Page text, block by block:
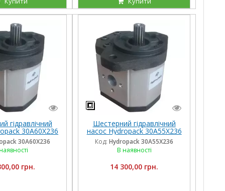
гідравлічний
30A60X236
обертання
30A60X236
грн.
Шестерний гідравлічний
насос Hydropack 30A55X236
(55 см3) лівого обертання
Код: Hydropack 30A55X236
В наявності
14 300,00 грн.